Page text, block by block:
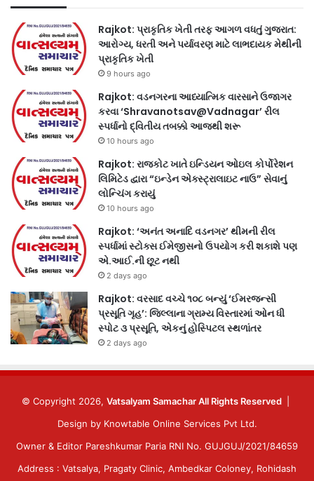
Rajkot: પ્રાકૃતિક ખેતી તરફ આગળ વધતું ગુજરાત:
આરોગ્ય, ધરતી અને પર્યાવરણ માટે લાભદાયક મેથીની
પ્રાકૃતિક ખેતી
9 hours ago
Rajkot: વડનગરના આધ્યાત્મિક વારસાને ઉજાગર
કરવા ‘Shravanotsav@Vadnagar’ રીલ
સ્પર્ધાનો દ્વિતીય તબક્કો આજથી શરૂ
10 hours ago
Rajkot: રાજકોટ ખાતે ઇન્ડિયન ઓઇલ કોર્પોરેશન
લિમિટેડ દ્વારા “ઇન્ડેન એક્સ્ટ્રાલાઇટ નાઉ” સેવાનું
લોન્ચિંગ કરાયું
10 hours ago
Rajkot: ‘અનંત અનાદિ વડનગર’ થીમની રીલ
સ્પર્ધામાં સ્ટોક્સ ઈમેજીસનો ઉપયોગ કરી શકાશે પણ
એ.આઈ.ની છૂટ નથી
2 days ago
Rajkot: વરસાદ વચ્ચે ૧૦૮ બન્યું ‘ઈમરજન્સી
પ્રસૂતિ ગૃહ’: જિલ્લાના ગ્રામ્ય વિસ્તારમાં ઓન ધી
સ્પોટ ૩ પ્રસૂતિ, એકનું હોસ્પિટલ સ્થળાંતર
2 days ago
© Copyright 2026, Vatsalyam Samachar All Rights Reserved
Design by Knowtable Online Services Pvt Ltd.
Owner & Editor Pareshkumar Paria RNI No. GUJGUJ/2021/84659
Address : Vatsalya, Pragaty Clinic, Ambedkar Coloney, Rohidash